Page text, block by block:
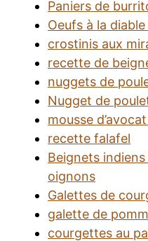
Paniers de
Oeufs à la
crostinis aux
recette de
nuggets de
Nugget de
mousse
recette falafel
Beignets indiens
oignons
Galettes de
galette de
courgettes au